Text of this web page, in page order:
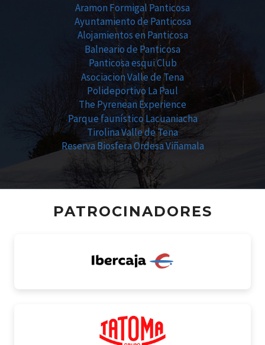
Aramon Formigal Panticosa
Ayuntamiento de Panticosa
Alojamientos en Panticosa
Balneario de Panticosa
Panticosa esqui Club
Asociacion Valle de Tena
Polideportivo La Paul
The Pyrenean Experience
Parque faunístico Lacuaniacha
Tirolina Valle de Tena
Reserva Biosfera Ordesa Viñamala
PATROCINADORES